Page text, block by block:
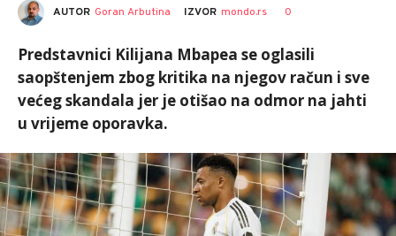
AUTOR Goran Arbutina IZVOR mondo.rs 0
Predstavnici Kilijana Mbapea se oglasili
saopštenjem zbog kritika na njegov račun i sve
većeg skandala jer je otišao na odmor na jahti
u vrijeme oporavka.